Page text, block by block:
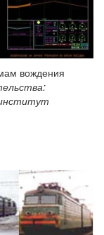
вождения